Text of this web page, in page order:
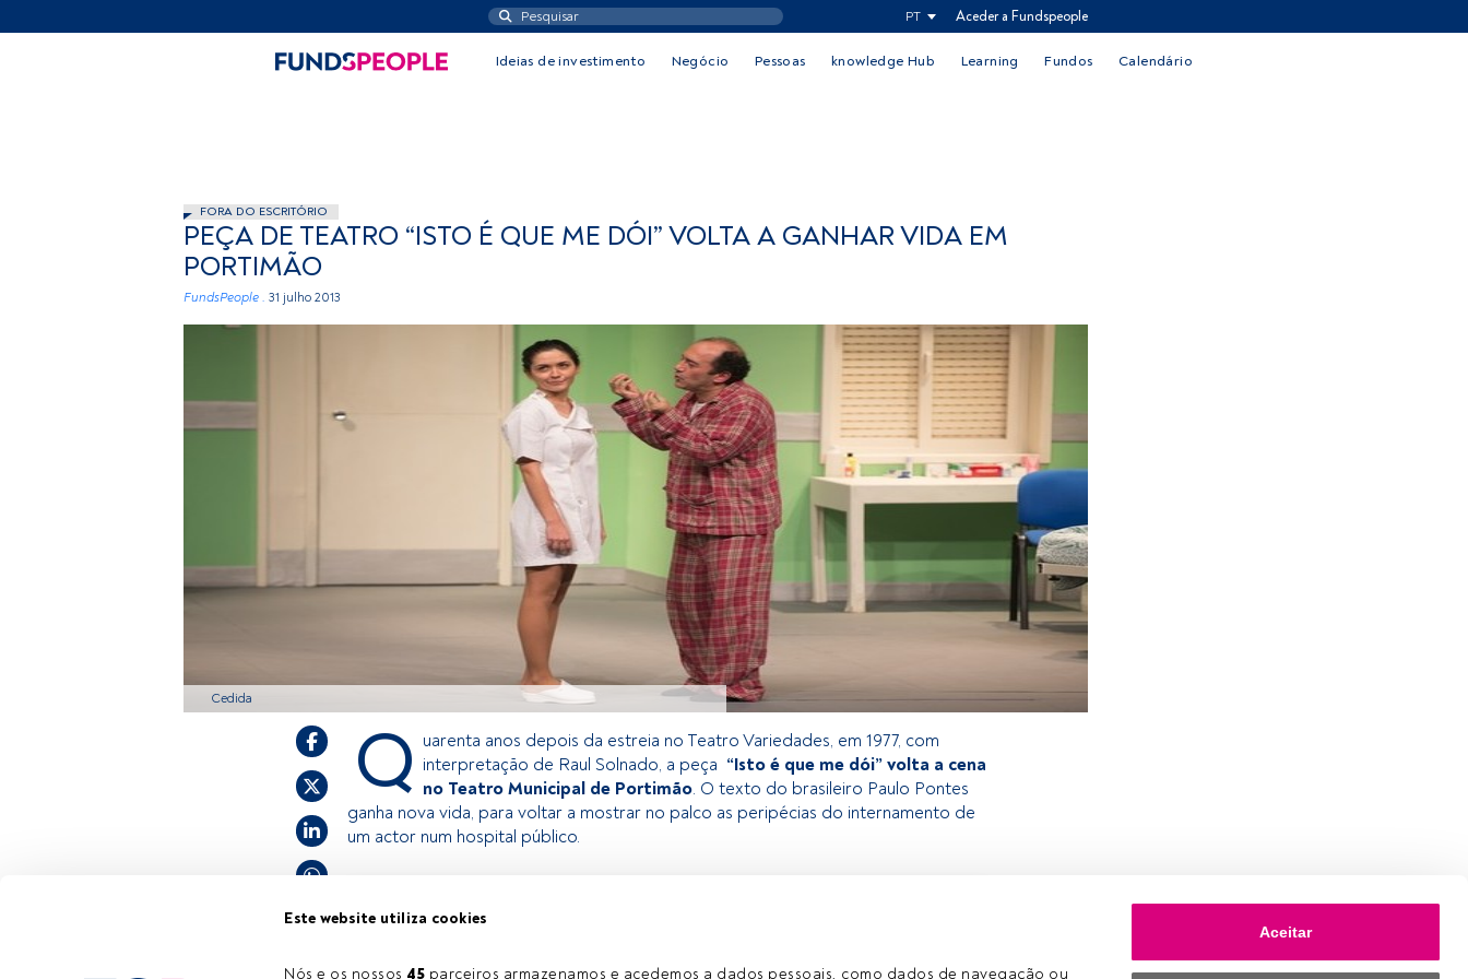
Este website utiliza cookies
Nós e os nossos 45 parceiros armazenamos e acedemos a dados pessoais, como dados de navegação ou
Aceitar
PT Aceder a Fundspeople
Ideias de investimento Negócio Pessoas knowledge Hub Learning Fundos Calendário
FORA DO ESCRITÓRIO
PEÇA DE TEATRO “ISTO É QUE ME DÓI” VOLTA A GANHAR VIDA EM
PORTIMÃO
FundsPeople . 31 julho 2013
Cedida
Q uarenta anos depois da estreia no Teatro Variedades, em 1977, com
interpretação de Raul Solnado, a peça “Isto é que me dói” volta a cena
no Teatro Municipal de Portimão. O texto do brasileiro Paulo Pontes
ganha nova vida, para voltar a mostrar no palco as peripécias do internamento de
um actor num hospital público.
Este é um artigo exclusivo para os utilizadores registados da FundsPeople. Se já
convidamo-lo a registar-se e a desfrutar de todo o universo que a FundsPeople